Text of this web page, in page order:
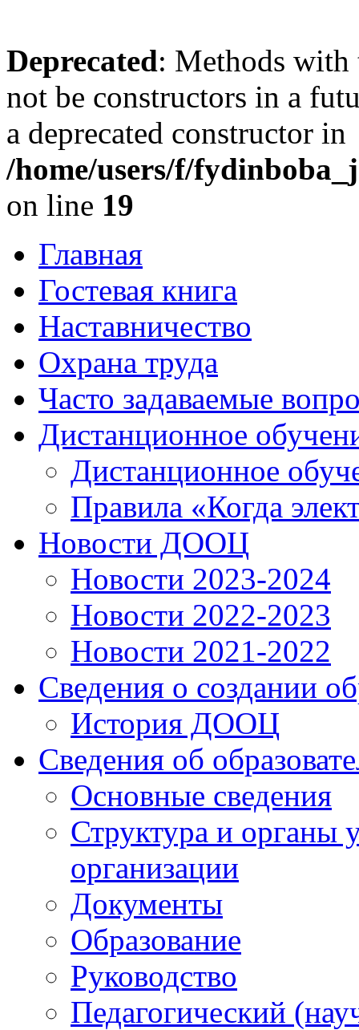
Deprecated: Methods with
not be constructors in a
a deprecated constructor in
/home/users/f/
on line 19
Главная
Гостевая книга
Наставничество
Охрана труда
Часто задаваемые
Дистанционное
Дистанционное
Правила «Когда
Новости ДООЦ
Новости 2023-2024
Новости 2022-2023
Новости 2021-2022
Сведения о создании
История ДООЦ
Сведения об
Основные сведения
Структура и органы
организации
Документы
Образование
Руководство
Педагогический